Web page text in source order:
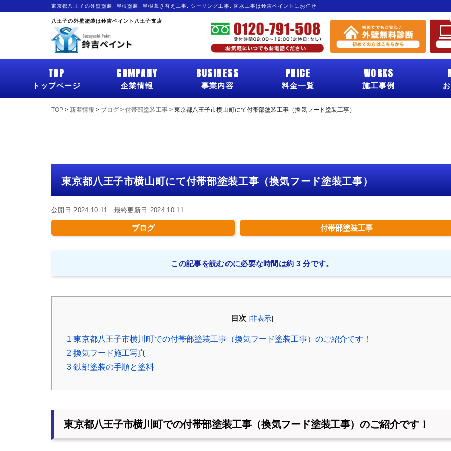
東京都八王子の外壁塗装, 屋根塗装, 屋根葺き替え工事, シーリング工事, 防水工事は鈴吉ペイントにお任せ
八王子の外壁塗装は鈴吉ペイント八王子支店
TOP
トップページ
COMPANY
企業情報
BUSINESS
事業内容
PRICE
料金一覧
WORKS
施工事例
TOP > 新着情報 > ブログ > 付帯部塗装工事 > 東京都八王子市横山町にて付帯部塗装工事（換気フード塗装工事）
東京都八王子市横山町にて付帯部塗装工事（換気フード塗装工事）
公開日:2024.10.11 最終更新日:2024.10.11
ブログ 付帯部塗装工事
この記事を読むのに必要な時間は約 3 分です。
目次 [非表示]
1 東京都八王子市横川町での付帯部塗装工事（換気フード塗装工事）のご紹介です！
2 換気フード施工写真
3 鉄部塗装の手順と塗料
東京都八王子市横川町での付帯部塗装工事（換気フード塗装工事）のご紹介です！